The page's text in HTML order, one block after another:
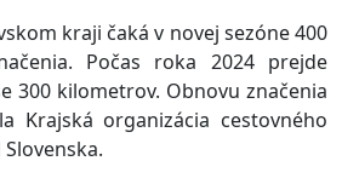
kraji čaká v novej sezóne 400
Počas roka 2024 prejde
300 kilometrov. Obnovu značenia
Krajská organizácia cestovného